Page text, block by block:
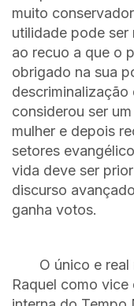
muito
utilidade pode ser
ao recuo a que o
obrigado na sua
considerou ser
mulher e depois
setores
vida deve ser
discurso
ganha votos.
O único e
Raquel como vice